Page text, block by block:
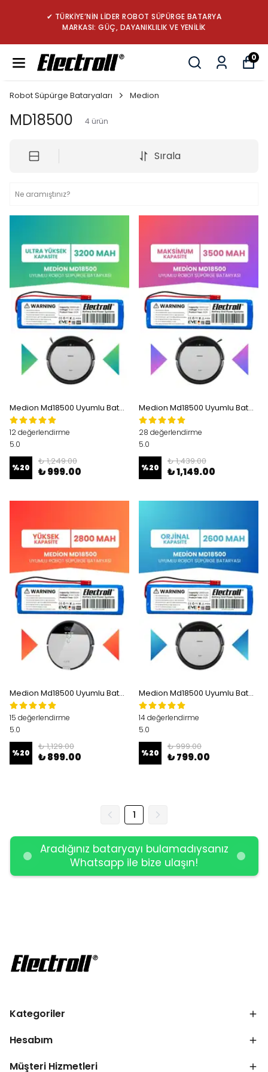
✔ TÜRKİYE’NİN LİDER ROBOT SÜPÜRGE BATARYA
MARKASI: GÜÇ, DAYANIKLILIK VE YENİLİK
0
Robot Süpürge Bataryaları Medion
MD18500 4 ürün
Sırala
Medion Md18500 Uyumlu Batarya (ULTRA YÜKSEK KAPASİTE) 3200mah Pil Robot Süpürge Bataryası Değişimi
12 değerlendirme
5.0
%20
₺ 1,249.00
₺ 999.00
Medion Md18500 Uyumlu Batarya (MAKSİMUM KAPASİTE) 3500mah Pil Robot Süpürge Bataryası Değişimi
28 değerlendirme
5.0
%20
₺ 1,439.00
₺ 1,149.00
Medion Md18500 Uyumlu Batarya (YÜKSEK KAPASİTE) 2800mah Pil Robot Süpürge Bataryası Değişimi
15 değerlendirme
5.0
%20
₺ 1,129.00
₺ 899.00
Medion Md18500 Uyumlu Batarya (ORJİNAL KAPASİTE) 2600mah Pil Robot Süpürge Bataryası Değişimi
14 değerlendirme
5.0
%20
₺ 999.00
₺ 799.00
1
Aradığınız bataryayı bulamadıysanız
Whatsapp ile bize ulaşın!
Kategoriler
Hesabım
Müşteri Hizmetleri